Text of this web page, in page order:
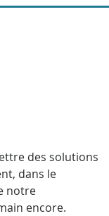
des solutions
dans le
notre
encore.